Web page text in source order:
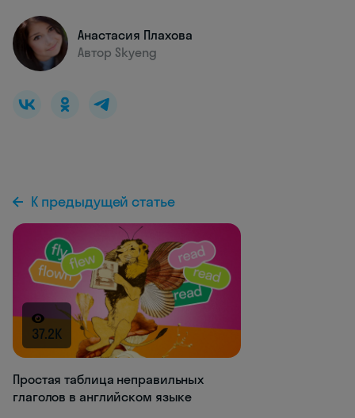
Анастасия Плахова
Автор Skyeng
К предыдущей статье
37.2K
Простая таблица неправильных
глаголов в английском языке